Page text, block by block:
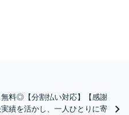
料◎【分割払い対応】【感謝
績を活かし、一人ひとりに寄